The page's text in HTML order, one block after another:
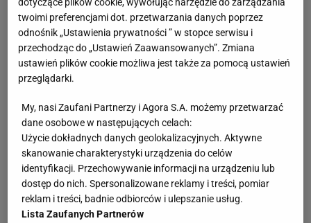
twoimi preferencjami dot. przetwarzania danych poprzez
odnośnik „Ustawienia prywatności ” w stopce serwisu i
przechodząc do „Ustawień Zaawansowanych”. Zmiana
ustawień plików cookie możliwa jest także za pomocą ustawień
przeglądarki.
My, nasi Zaufani Partnerzy i Agora S.A. możemy przetwarzać
dane osobowe w następujących celach:
Użycie dokładnych danych geolokalizacyjnych. Aktywne
skanowanie charakterystyki urządzenia do celów
identyfikacji. Przechowywanie informacji na urządzeniu lub
dostęp do nich. Spersonalizowane reklamy i treści, pomiar
reklam i treści, badnie odbiorców i ulepszanie usług.
Lista Zaufanych Partnerów